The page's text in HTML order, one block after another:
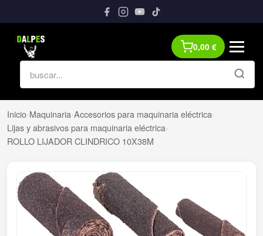
0,00 €
Inicio›Maquinaria›Accesorios para maquinaria eléctrica›
Lijas y abrasivos para maquinaria eléctrica›
ROLLO LIJADOR CLINDRICO 10X38M